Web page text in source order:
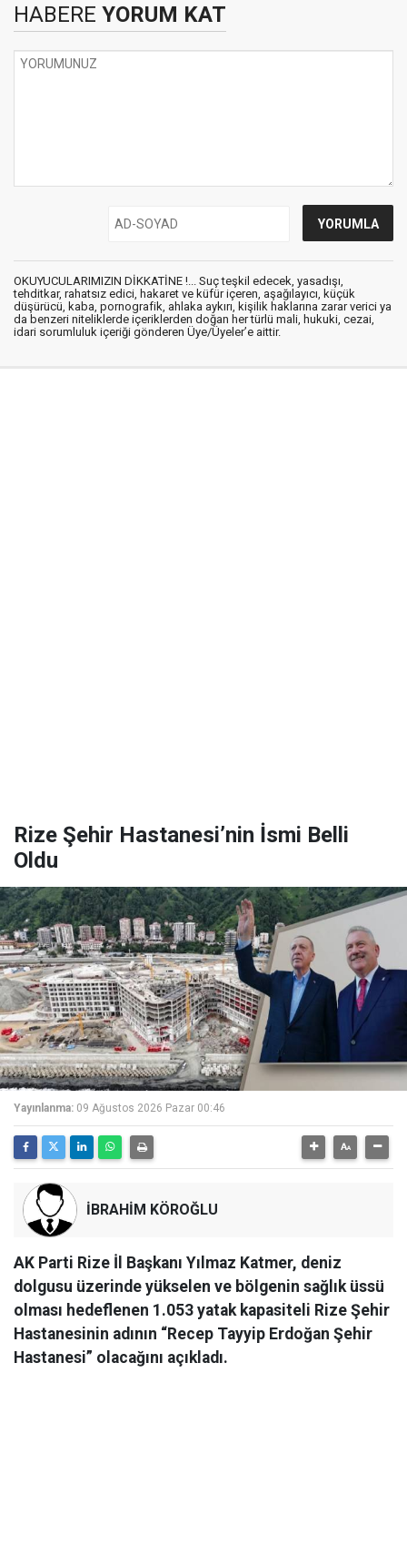
HABERE YORUM KAT
OKUYUCULARIMIZIN DİKKATİNE !... Suç teşkil edecek, yasadışı,
tehditkar, rahatsız edici, hakaret ve küfür içeren, aşağılayıcı, küçük
düşürücü, kaba, pornografik, ahlaka aykırı, kişilik haklarına zarar verici ya
da benzeri niteliklerde içeriklerden doğan her türlü mali, hukuki, cezai,
idari sorumluluk içeriği gönderen Üye/Üyeler’e aittir.
Rize Şehir Hastanesi’nin İsmi Belli
Oldu
Yayınlanma: 09 Ağustos 2026 Pazar 00:46
İBRAHİM KÖROĞLU
AK Parti Rize İl Başkanı Yılmaz Katmer, deniz
dolgusu üzerinde yükselen ve bölgenin sağlık üssü
olması hedeflenen 1.053 yatak kapasiteli Rize Şehir
Hastanesinin adının “Recep Tayyip Erdoğan Şehir
Hastanesi” olacağını açıkladı.